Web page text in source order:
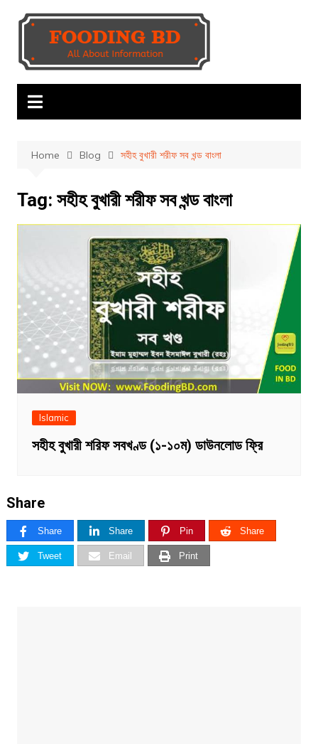
Home Blog সহীহ বুখারী শরীফ সব খন্ড বাংলা
Tag: সহীহ বুখারী শরীফ সব খন্ড বাংলা
Islamic
সহীহ বুখারী শরিফ সবখণ্ড (১-১০ম) ডাউনলোড ফ্রি
Share
Share Share Pin Share
Tweet Email Print